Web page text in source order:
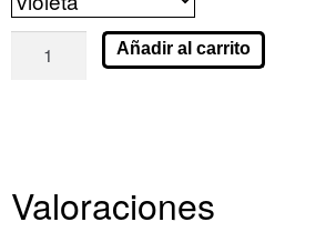
Añadir al carrito
Valoraciones